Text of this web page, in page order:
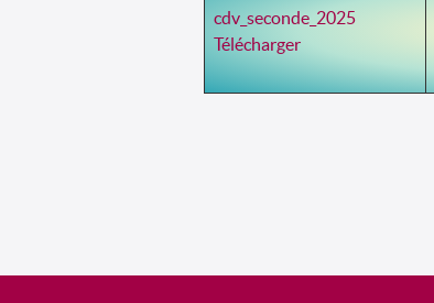
cdv_seconde_2025
Télécharger